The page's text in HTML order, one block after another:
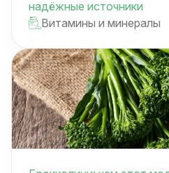
надёжные источники
Витамины и минералы